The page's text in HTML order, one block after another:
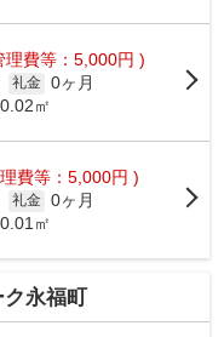
理費等：5,000円 )
礼金 0ヶ月
㎡
費等：5,000円 )
礼金 0ヶ月
㎡
永福町